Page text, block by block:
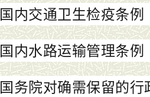
国内交通卫生检疫条例
国内水路运输管理条例
国务院对确需保留的